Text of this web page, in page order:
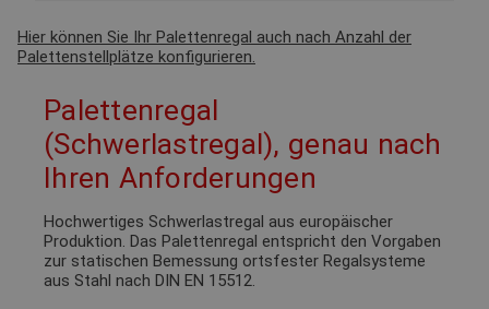
Hier können Sie Ihr Palettenregal auch nach Anzahl der
Palettenstellplätze konfigurieren.
Palettenregal
(Schwerlastregal), genau nach
Ihren Anforderungen
Hochwertiges Schwerlastregal aus europäischer
Produktion. Das Palettenregal entspricht den Vorgaben
zur statischen Bemessung ortsfester Regalsysteme
aus Stahl nach DIN EN 15512.